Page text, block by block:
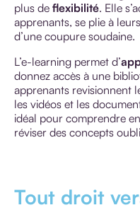
plus de flexibilité. Elle
apprenants, se plie à
d’une coupure soudaine.
L’e-learning permet d’
donnez accès à une
apprenants revisionnent
les vidéos et les
idéal pour comprendre
réviser des concepts
Tout droit